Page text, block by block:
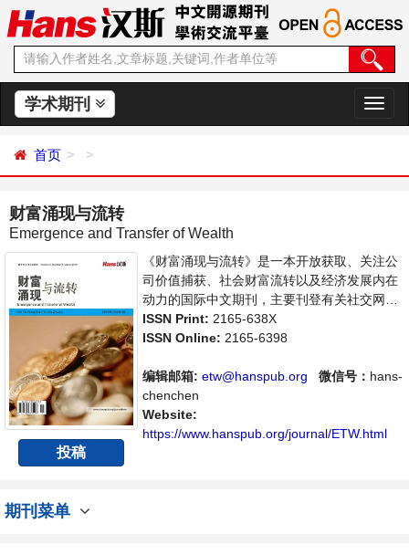
学术期刊
切
换
首页
财富涌现与流转
Emergence and Transfer of Wealth
投稿
《财富涌现与流转》是一本开放获取、关注公
司价值捕获、社会财富流转以及经济发展内在
动力的国际中文期刊，主要刊登有关社交网络
中的价值链、病毒式营销、互联网服务的价值
捕获等领域的论文，反映国内外该领域的最新
导科学，繁荣学术，集学术性、思想性为一
体，旨在为世界范围内的科学家、学者、科研
人员提供一个传播、分享和讨论该领域内不同
方向问题与发展的交流平台。
ISSN Print: 2165-638X
ISSN Online: 2165-6398
编辑邮箱: etw@hanspub.org 微信号： hans-
chenchen
Website:
https://www.hanspub.org/journal/ETW.html
期刊菜单